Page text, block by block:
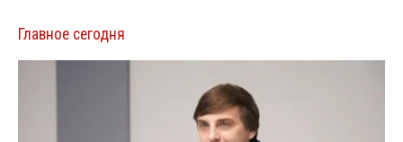
Главное сегодня